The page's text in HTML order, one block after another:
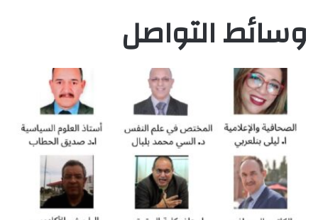
وسائط التواصل